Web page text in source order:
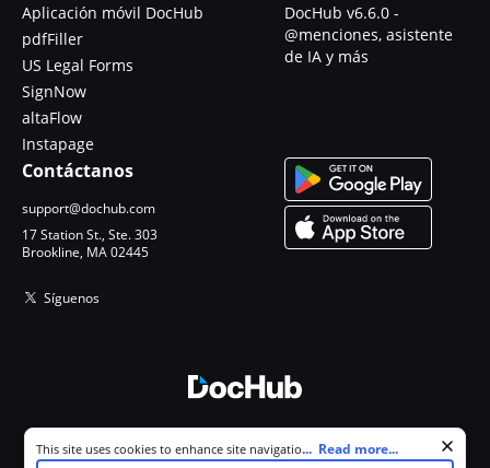
Aplicación móvil DocHub
pdfFiller
US Legal Forms
SignNow
altaFlow
Instapage
DocHub v6.6.0 -
@menciones, asistente
de IA y más
Contáctanos
support@dochub.com
17 Station St., Ste. 303
Brookline, MA 02445
Síguenos
Todos los derechos reservados.
Cookie consent notice
This site uses cookies to enhance site navigation and personalize
... Read more...